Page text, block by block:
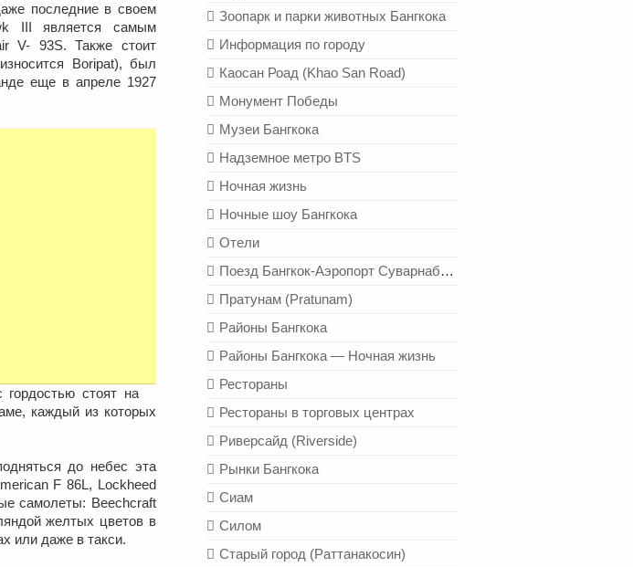
последние в своем
III является самым
V- 93S. Также стоит
Boripat), был
еще в апреле 1927
стоят на
каждый из которых
до небес эта
F 86L, Lockheed
самолеты: Beechcraft
желтых цветов в
или даже в такси.
Зоопарк и парки животных Бангкока
Информация по городу
Каосан Роад (Khao San Road)
Монумент Победы
Музеи Бангкока
Надземное метро BTS
Ночная жизнь
Ночные шоу Бангкока
Отели
Поезд Бангкок-Аэропорт Суварнабхуми
Пратунам (Pratunam)
Районы Бангкока
Районы Бангкока — Ночная жизнь
Рестораны
Рестораны в торговых центрах
Риверсайд (Riverside)
Рынки Бангкока
Сиам
Силом
Старый город (Раттанакосин)